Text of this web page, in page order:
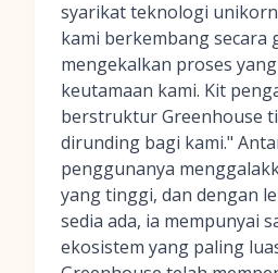
syarikat teknologi
kami berkembang secara
mengekalkan proses
keutamaan kami. Kit
berstruktur Greenhouse
dirunding bagi kami."
penggunanya
yang tinggi, dan dengan
sedia ada, ia mempunyai
ekosistem yang paling